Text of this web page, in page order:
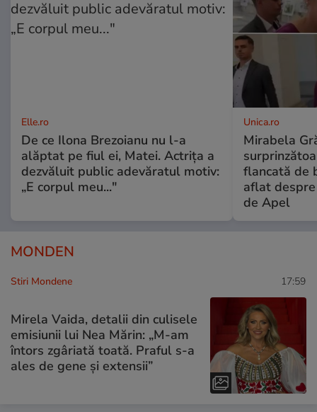
Elle.ro
De ce Ilona Brezoianu nu l-a
alăptat pe fiul ei, Matei. Actrița a
dezvăluit public adevăratul motiv:
„E corpul meu..."
Unica.ro
Mirabela
flancată de
aflat
de Apel
MONDEN
Stiri Mondene 17:59
Mirela Vaida, detalii din culisele
emisiunii lui Nea Mărin: „M-am
întors zgâriată toată. Praful s-a
ales de gene și extensii”